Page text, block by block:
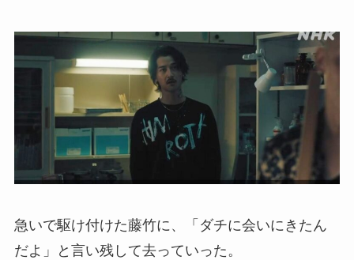
急いで駆け付けた藤竹に、「ダチに会いにきたん
だよ」と言い残して去っていった。